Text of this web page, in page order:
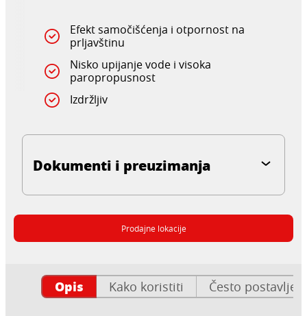
Efekt samočišćenja i otpornost na
prljavštinu
Nisko upijanje vode i visoka
paropropusnost
Izdržljiv
Dokumenti i preuzimanja
Prodajne lokacije
Opis Kako koristiti Često